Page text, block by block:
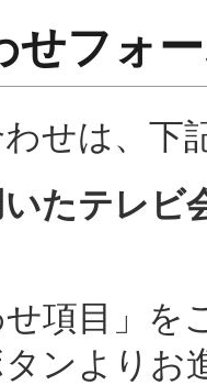
せフォ
せは、下
たテレビ
せ項目」
ンよりお